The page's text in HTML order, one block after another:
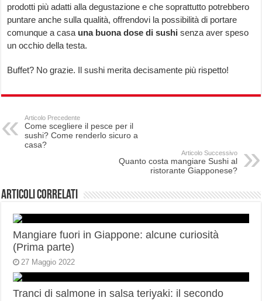
prodotti più adatti alla degustazione e che soprattutto potrebbero
puntare anche sulla qualità, offrendovi la possibilità di portare
comunque a casa una buona dose di sushi senza aver speso
un occhio della testa.
Buffet? No grazie. Il sushi merita decisamente più rispetto!
Articolo Precedente
Come scegliere il pesce per il
sushi? Come renderlo sicuro a
casa?
Articolo Successivo
Quanto costa mangiare Sushi al
ristorante Giapponese?
Articoli correlati
Mangiare fuori in Giappone: alcune curiosità
(Prima parte)
27 Maggio 2022
Tranci di salmone in salsa teriyaki: il secondo